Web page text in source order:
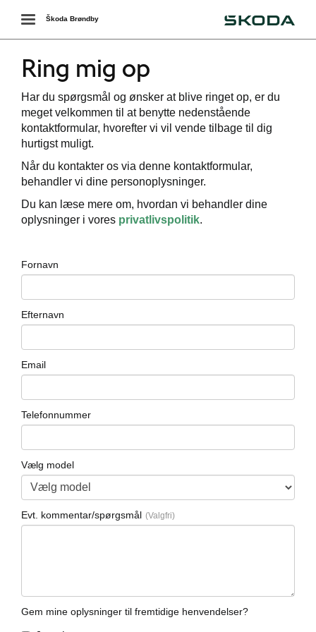
Toggle
navigation
Škoda Brøndby
Ring mig op
Har du spørgsmål og ønsker at blive ringet op, er du
meget velkommen til at benytte nedenstående
kontaktformular, hvorefter vi vil vende tilbage til dig
hurtigst muligt.
Når du kontakter os via denne kontaktformular,
behandler vi dine personoplysninger.
Du kan læse mere om, hvordan vi behandler dine
oplysninger i vores privatlivspolitik.
Fornavn
Efternavn
Email
Telefonnummer
Vælg model
Evt. kommentar/spørgsmål
Gem mine oplysninger til fremtidige henvendelser?